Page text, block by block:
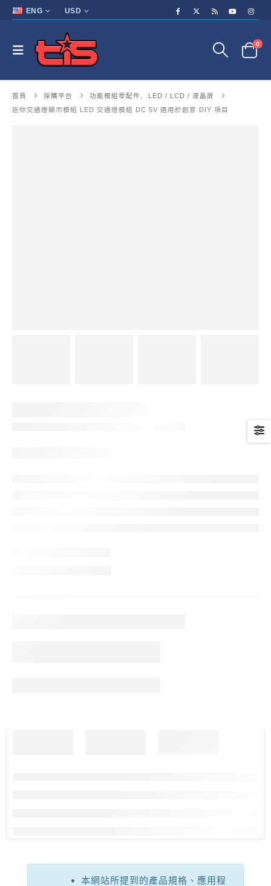
ENG USD
0
首頁 採購平台 功能模組零配件
LED / LCD / 液晶屏
迷你交通燈顯示模組 LED 交通燈模組 DC 5V 適用於創意 DIY 項目
本網站所提到的產品規格、應用程